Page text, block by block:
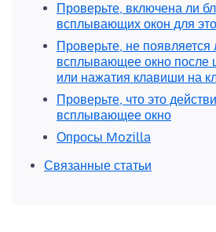
Проверьте, включена ли
всплывающих окон для
Проверьте, не появляется
всплывающее окно после
или нажатия клавиши на
Проверьте, что это
всплывающее окно
Опросы Mozilla
Связанные статьи